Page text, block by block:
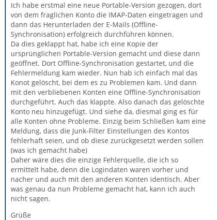
Ich habe erstmal eine neue Portable-Version gezogen, dort
von dem fraglichen Konto die IMAP-Daten eingetragen und
dann das Herunterladen der E-Mails (Offline-
Synchronisation) erfolgreich durchführen können.
Da dies geklappt hat, habe ich eine Kopie der
ursprünglichen Portable-Version gemacht und diese dann
geöffnet. Dort Offline-Synchronisation gestartet, und die
Fehlermeldung kam wieder. Nun hab ich einfach mal das
Konot gelöscht, bei dem es zu Problemen kam. Und dann
mit den verbliebenen Konten eine Offline-Synchronisation
durchgeführt. Auch das klappte. Also danach das gelöschte
Konto neu hinzugefügt. Und siehe da, diesmal ging es für
alle Konten ohne Probleme. Einzig beim Schließen kam eine
Meldung, dass die Junk-Filter Einstellungen des Kontos
fehlerhaft seien, und ob diese zurückgesetzt werden sollen
(was ich gemacht habe)
Daher wäre dies die einzige Fehlerquelle, die ich so
ermittelt habe, denn die Logindaten waren vorher und
nacher und auch mit den anderen Konten identisch. Aber
was genau da nun Probleme gemacht hat, kann ich auch
nicht sagen.
Grüße